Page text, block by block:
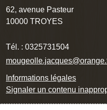
62, avenue Pasteur
10000 TROYES
Tél. : 0325731504
Informations légales
Signaler un contenu